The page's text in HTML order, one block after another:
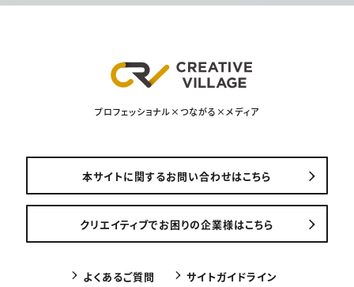
プロフェッショナル×つながる×メディア
本サイトに関するお問い合わせはこちら
クリエイティブでお困りの企業様はこちら
よくあるご質問 サイトガイドライン